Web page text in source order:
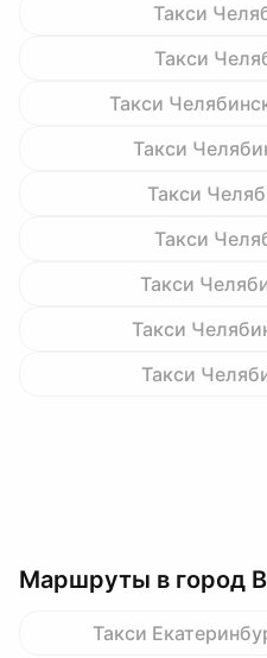
Такси
Такси
Такси
Такси
Такси
Такси
Такси
Такси
Такси
Маршруты в город
Такси